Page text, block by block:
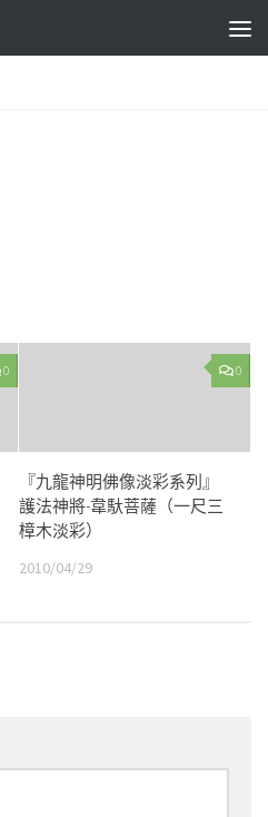
0 0
『九龍神明佛像淡彩系列』
護法神將-韋馱菩薩（一尺三
樟木淡彩）
2010/04/29